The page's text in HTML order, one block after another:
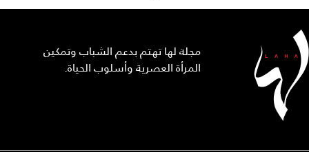
مجلة لها تهتم بدعم الشباب وتمكين
المرأة العصرية وأسلوب الحياة.